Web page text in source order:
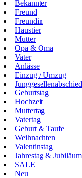
Bekannter
Freund
Freundin
Haustier
Mutter
Opa & Oma
Vater
Anlässe
Einzug / Umzug
Junggesellenabschied
Geburtstag
Hochzeit
Muttertag
Vatertag
Geburt & Taufe
Weihnachten
Valentinstag
Jahrestag & Jubiläum
SALE
Neu